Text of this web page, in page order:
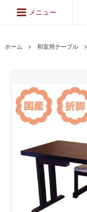
メニュー
ホーム 和室用テーブル